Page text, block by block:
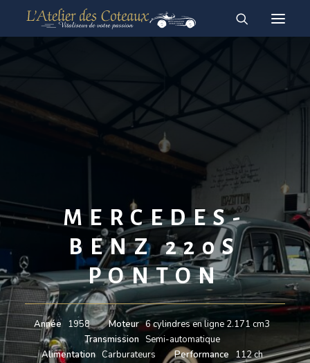
RESTAURATION
ACHAT-VENTE
À vendre
MERCEDES-
BENZ 220S
PONTON
Année 1958 Moteur 6 cylindres en ligne 2.171 cm3
Transmission
Semi-automatique
Alimentation Carburateurs Performance
112 ch